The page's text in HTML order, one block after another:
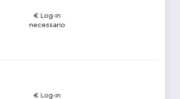
€ Log-in
necessario
€ Log-in